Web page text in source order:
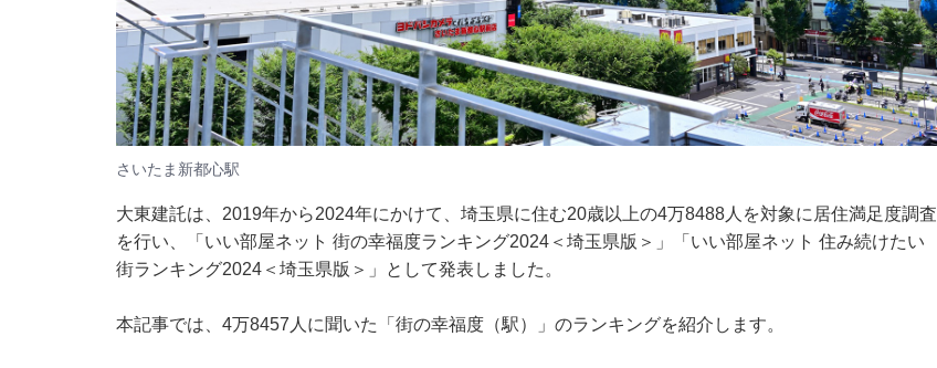
さいたま新都心駅
大東建託は、2019年から2024年にかけて、埼玉県に住む20歳以上の4万8488人を対象に居住満足度調査
を行い、「いい部屋ネット 街の幸福度ランキング2024＜埼玉県版＞」「いい部屋ネット 住み続けたい
街ランキング2024＜埼玉県版＞」として発表しました。
本記事では、4万8457人に聞いた「街の幸福度（駅）」のランキングを紹介します。